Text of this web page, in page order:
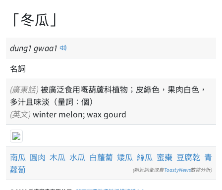
「冬瓜」
dung1 gwaa1
名詞
(廣東話) 被廣泛食用嘅葫蘆科植物；皮綠色，果肉白色，
多汁且味淡（量詞：個）
(英文) winter melon; wax gourd
南瓜 圓肉 木瓜 水瓜 白蘿蔔 矮瓜 絲瓜 蜜棗 豆腐乾 青
蘿蔔
(類近詞彙取自ToastyNews數據分析)